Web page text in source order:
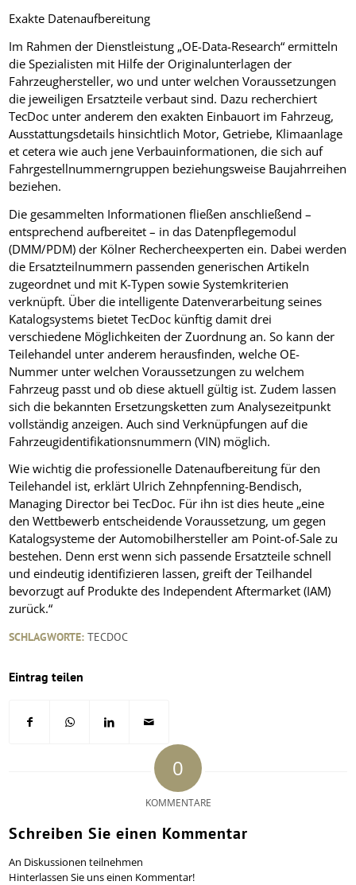
Exakte Datenaufbereitung
Im Rahmen der Dienstleistung „OE-Data-Research“ ermitteln
die Spezialisten mit Hilfe der Originalunterlagen der
Fahrzeughersteller, wo und unter welchen Voraussetzungen
die jeweiligen Ersatzteile verbaut sind. Dazu recherchiert
TecDoc unter anderem den exakten Einbauort im Fahrzeug,
Ausstattungsdetails hinsichtlich Motor, Getriebe, Klimaanlage
et cetera wie auch jene Verbauinformationen, die sich auf
Fahrgestellnummerngruppen beziehungsweise Baujahrreihen
beziehen.
Die gesammelten Informationen fließen anschließend –
entsprechend aufbereitet – in das Datenpflegemodul
(DMM/PDM) der Kölner Rechercheexperten ein. Dabei werden
die Ersatzteilnummern passenden generischen Artikeln
zugeordnet und mit K-Typen sowie Systemkriterien
verknüpft. Über die intelligente Datenverarbeitung seines
Katalogsystems bietet TecDoc künftig damit drei
verschiedene Möglichkeiten der Zuordnung an. So kann der
Teilehandel unter anderem herausfinden, welche OE-
Nummer unter welchen Voraussetzungen zu welchem
Fahrzeug passt und ob diese aktuell gültig ist. Zudem lassen
sich die bekannten Ersetzungsketten zum Analysezeitpunkt
vollständig anzeigen. Auch sind Verknüpfungen auf die
Fahrzeugidentifikationsnummern (VIN) möglich.
Wie wichtig die professionelle Datenaufbereitung für den
Teilehandel ist, erklärt Ulrich Zehnpfenning-Bendisch,
Managing Director bei TecDoc. Für ihn ist dies heute „eine
den Wettbewerb entscheidende Voraussetzung, um gegen
Katalogsysteme der Automobilhersteller am Point-of-Sale zu
bestehen. Denn erst wenn sich passende Ersatzteile schnell
und eindeutig identifizieren lassen, greift der Teilhandel
bevorzugt auf Produkte des Independent Aftermarket (IAM)
zurück.“
SCHLAGWORTE: TECDOC
Eintrag teilen
0
KOMMENTARE
Schreiben Sie einen Kommentar
An Diskussionen teilnehmen
Hinterlassen Sie uns einen Kommentar!